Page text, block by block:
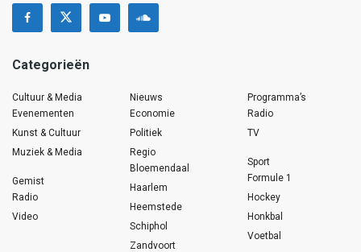
Categorieën
Cultuur & Media
Evenementen
Kunst & Cultuur
Muziek & Media
Gemist
Radio
Video
Nieuws
Economie
Politiek
Regio
Bloemendaal
Haarlem
Heemstede
Schiphol
Zandvoort
Programma’s
Radio
TV
Sport
Formule 1
Hockey
Honkbal
Voetbal